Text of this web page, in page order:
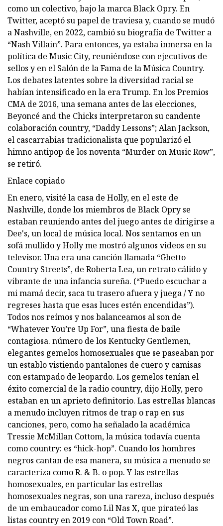
como un colectivo, bajo la marca Black Opry. En
Twitter, aceptó su papel de traviesa y, cuando se mudó
a Nashville, en 2022, cambió su biografía de Twitter a
“Nash Villain”. Para entonces, ya estaba inmersa en la
política de Music City, reuniéndose con ejecutivos de
sellos y en el Salón de la Fama de la Música Country.
Los debates latentes sobre la diversidad racial se
habían intensificado en la era Trump. En los Premios
CMA de 2016, una semana antes de las elecciones,
Beyoncé and the Chicks interpretaron su candente
colaboración country, “Daddy Lessons”; Alan Jackson,
el cascarrabias tradicionalista que popularizó el
himno antipop de los noventa “Murder on Music Row”,
se retiró.
Enlace copiado
En enero, visité la casa de Holly, en el este de
Nashville, donde los miembros de Black Opry se
estaban reuniendo antes del juego antes de dirigirse a
Dee's, un local de música local. Nos sentamos en un
sofá mullido y Holly me mostró algunos videos en su
televisor. Una era una canción llamada “Ghetto
Country Streets”, de Roberta Lea, un retrato cálido y
vibrante de una infancia sureña. (“Puedo escuchar a
mi mamá decir, saca tu trasero afuera y juega / Y no
regreses hasta que esas luces estén encendidas”).
Todos nos reímos y nos balanceamos al son de
“Whatever You’re Up For”, una fiesta de baile
contagiosa. número de los Kentucky Gentlemen,
elegantes gemelos homosexuales que se paseaban por
un establo vistiendo pantalones de cuero y camisas
con estampado de leopardo. Los gemelos tenían el
éxito comercial de la radio country, dijo Holly, pero
estaban en un aprieto definitorio. Las estrellas blancas
a menudo incluyen ritmos de trap o rap en sus
canciones, pero, como ha señalado la académica
Tressie McMillan Cottom, la música todavía cuenta
como country: es “hick-hop”. Cuando los hombres
negros cantan de esa manera, su música a menudo se
caracteriza como R. & B. o pop. Y las estrellas
homosexuales, en particular las estrellas
homosexuales negras, son una rareza, incluso después
de un embaucador como Lil Nas X, que pirateó las
listas country en 2019 con “Old Town Road”.